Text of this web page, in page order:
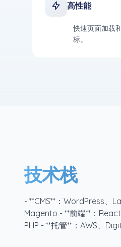
高性能
快速页面加载
标。
技术栈
- **CMS**：WordPress、
Magento - **前端**：
PHP - **托管**：AWS、